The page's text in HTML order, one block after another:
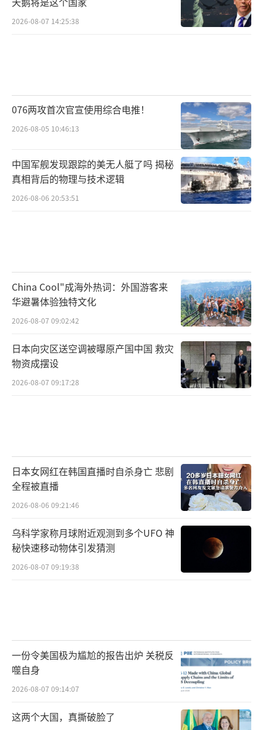
2026-08-07 14:25:38
076两攻首次官宣使用综合电推！
2026-08-05 10:46:13
中国军舰发现跟踪的美无人艇了吗 揭秘
真相背后的物理与技术逻辑
2026-08-06 20:53:51
China Cool"成海外热词：外国游客来
华避暑体验独特文化
2026-08-07 09:02:42
日本向灾区送空调被曝原产国中国 救灾
物资成摆设
2026-08-07 09:17:28
日本女网红在韩国直播时自杀身亡 悲剧
全程被直播
2026-08-06 09:21:46
乌科学家称月球附近观测到多个UFO 神
秘快速移动物体引发猜测
2026-08-07 09:19:38
一份令美国极为尴尬的报告出炉 关税反
噬自身
2026-08-07 09:14:07
这两个大国，真撕破脸了